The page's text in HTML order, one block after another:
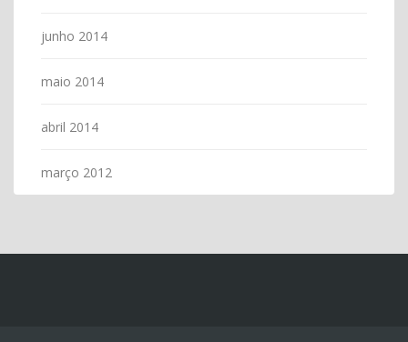
junho 2014
maio 2014
abril 2014
março 2012